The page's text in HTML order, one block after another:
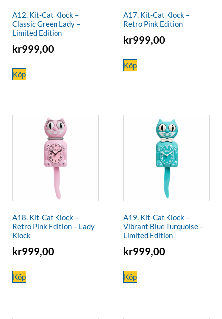
A12. Kit-Cat Klock –
Classic Green Lady –
Limited Edition
kr999,00
Köp
A17. Kit-Cat Klock –
Retro Pink Edition
kr999,00
Köp
A18. Kit-Cat Klock –
Retro Pink Edition – Lady
Klock
kr999,00
Köp
A19. Kit-Cat Klock –
Vibrant Blue Turquoise –
Limited Edition
kr999,00
Köp